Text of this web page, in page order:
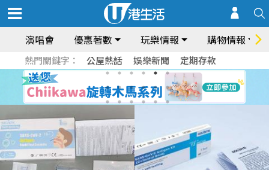
演唱會 優惠著數 玩樂情報 購物情報
熱門關鍵字： 公屋熱話 娛樂新聞 定期存款